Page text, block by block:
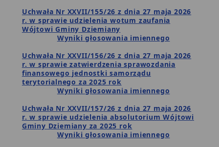
Uchwała Nr XXVII/155/26 z dnia 27 maja 2026
r. w sprawie udzielenia wotum zaufania
Wójtowi Gminy Dziemiany
Wyniki głosowania imiennego
Uchwała Nr XXVII/156/26 z dnia 27 maja 2026
r. w sprawie zatwierdzenia sprawozdania
finansowego jednostki samorządu
terytorialnego za 2025 rok
Wyniki głosowania imiennego
Uchwała Nr XXVII/157/26 z dnia 27 maja 2026
r. w sprawie udzielenia absolutorium Wójtowi
Gminy Dziemiany za 2025 rok
Wyniki głosowania imiennego